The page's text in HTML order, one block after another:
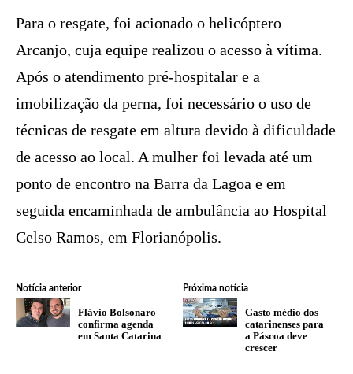
Para o resgate, foi acionado o helicóptero
Arcanjo, cuja equipe realizou o acesso à vítima.
Após o atendimento pré-hospitalar e a
imobilização da perna, foi necessário o uso de
técnicas de resgate em altura devido à dificuldade
de acesso ao local. A mulher foi levada até um
ponto de encontro na Barra da Lagoa e em
seguida encaminhada de ambulância ao Hospital
Celso Ramos, em Florianópolis.
Notícia anterior
Flávio Bolsonaro
confirma agenda
em Santa Catarina
Próxima notícia
Gasto médio dos
catarinenses para
a Páscoa deve
crescer